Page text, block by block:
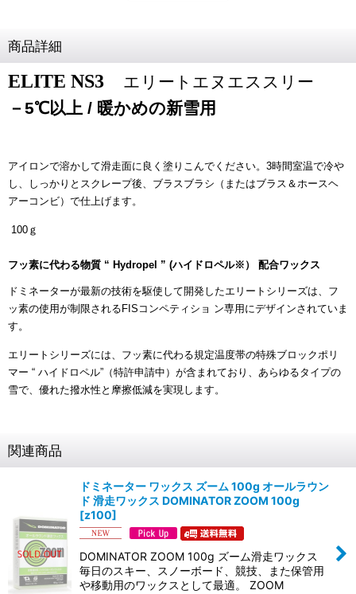
商品詳細
ELITE NS3 エリートエヌエススリー
－5℃以上 / 暖かめの新雪用
アイロンで溶かして滑走面に良く塗りこんでください。3時間室温で冷や
し、しっかりとスクレープ後、ブラスブラシ（またはブラス＆ホースヘ
アーコンビ）で仕上げます。
100ｇ
フッ素に代わる物質 “ Hydropel ” (ハイドロペル※） 配合ワックス
ドミネーターが最新の技術を駆使して開発したエリートシリーズは、フ
ッ素の使用が制限されるFISコンペティショ ン専用にデザインされていま
す。
エリートシリーズには、フッ素に代わる規定温度帯の特殊ブロックポリ
マー “ ハイドロペル”（特許申請中）が含まれており、あらゆるタイプの
雪で、優れた撥水性と摩擦低減を実現します。
関連商品
ドミネーター ワックス ズーム 100g オールラウン
ド 滑走ワックス DOMINATOR ZOOM 100g
[z100]
DOMINATOR ZOOM 100g ズーム滑走ワックス
毎日のスキー、スノーボード、競技、また保管用
や移動用のワックスとして最適。 ZOOM